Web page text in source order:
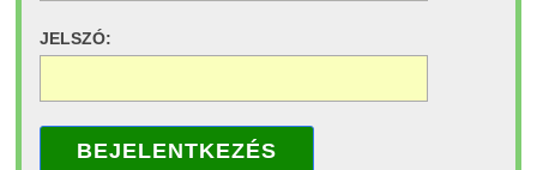
JELSZÓ:
BEJELENTKEZÉS